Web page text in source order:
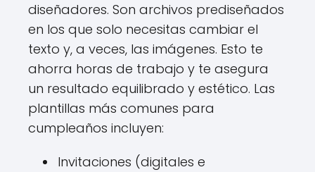
diseñadores. Son archivos prediseñados
en los que solo necesitas cambiar el
texto y, a veces, las imágenes. Esto te
ahorra horas de trabajo y te asegura
un resultado equilibrado y estético. Las
plantillas más comunes para
cumpleaños incluyen:
Invitaciones (digitales e